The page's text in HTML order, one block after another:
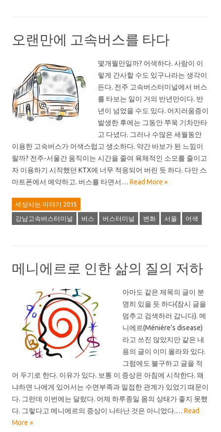
오랜만에 고속버스를 타다
몇개월만일까? 어색하다. 사람이 이
렇게 간사할 수도 있구나라는 생각이
든다. 전주 고속버스터미널에서 버스
를 타보는 일이 거의 반년만이다. 반
년이 넘었을 수도 있다. 어지러움증이
발생한 후에는 그동안 쭈욱 기차만타
고 다녔다. 그러나 수많은 세월동안
이용한 고속버스가 어색스럽고 생소하다. 약간 바보가 된 느낌이
랄까? 전주-서울간 움직이는 시간을 줄여 육체적인 소모를 줄이고
자 이용하기 시작했던 KTX에 너무 적응되어 버린 듯 하다. 다만 스
마트폰에서 예약하고. 버스를 타면서… Read More »
세상사는 이야기 2015
강남고속버스터미널 버스 버스터미널 변화 서울 어색
메니에르로 인한 삶의 질의 저하
아마도 같은 제목의 글이 분
명히 있을 듯 하다(잠시 글을
멈추고 검색하러 갑니다). 메
니에르(Ménière’s disease)
라고 쓰진 않았지만 같은 내
용의 글이 이미 올라와 있다.
그럼에도 불구하고 글을 적
어 두기로 한다. 이유가 있다. 보통 이 증상은 아침에 시작한다. 왜
냐하면 나에게 있어서는 수면부족과 밀접한 관계가 있었기 때문이
다. 그런데 이번에는 달랐다. 어제 하루종일 몸의 상태가 좋지 못했
다. 그렇다고 메니에르의 증상이 나타난 것은 아니었다.… Read
More »